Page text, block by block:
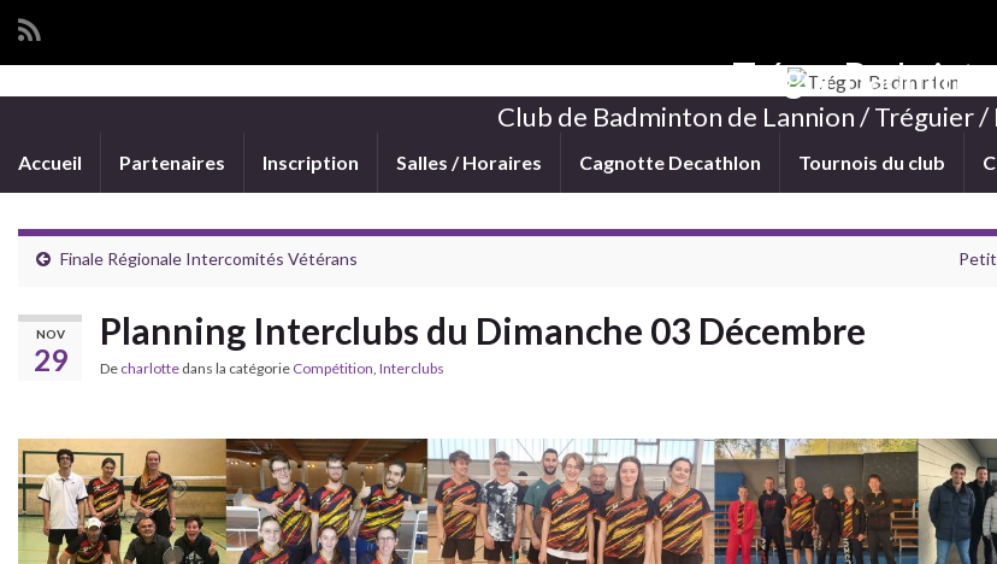
Trégor
Club de Badminton de Lannion / Tréguier /
Accueil Partenaires Inscription Salles / Horaires Cagnotte Decathlon Tournois du club
Finale Régionale Intercomités Vétérans Petit
NOV
29
Planning Interclubs du Dimanche 03 Décembre
De charlotte dans la catégorie Compétition, Interclubs